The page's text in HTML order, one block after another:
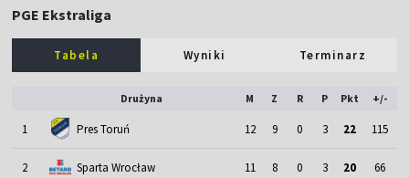
PGE Ekstraliga
Tabela Wyniki Terminarz
Drużyna M Z R P Pkt +/-
1 Pres Toruń 12 9 0 3 22 115
2 Sparta Wrocław 11 8 0 3 20 66